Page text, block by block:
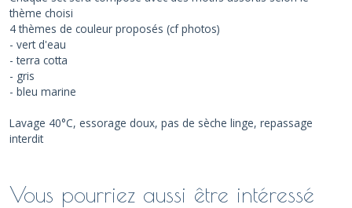
thème choisi
4 thèmes de couleur proposés (cf photos)
- vert d'eau
- terra cotta
- gris
- bleu marine
Lavage 40°C, essorage doux, pas de sèche linge, repassage
interdit
Vous pourriez aussi être intéressé